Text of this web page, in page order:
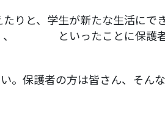
りと、学生が新たな生活に
、
といったことに保護
。保護者の方は皆さん、そ